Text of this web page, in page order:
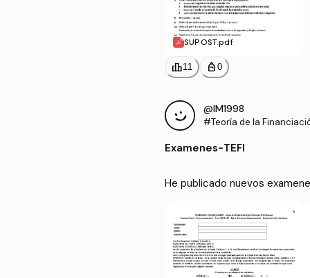
SUPOST.pdf
leaderboard11 personal_bag 0
@IM1998
#Teoría de la
Examenes-TEFI
He publicado nuevos